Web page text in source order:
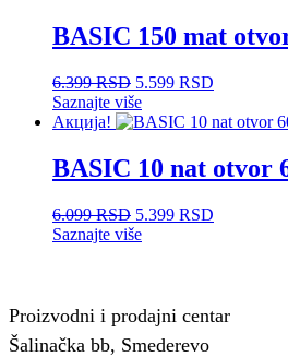
6.999 RSD.
BASIC 150 mat
6.399RSD Оригинална
цена
је
6.399 RSD.
5.599 RSD
је:
Saznajte više
Акција!
BASIC 10 nat otvor
6.099RSD Оригинална
цена
5.399 RSD
Saznajte više
Proizvodni i prodajni centar
Šalinačka bb, Smederevo